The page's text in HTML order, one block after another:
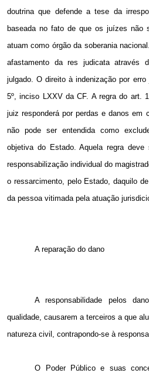
doutrina que defende a tese da
baseada no fato de que os juízes não
atuam como órgão da soberania
afastamento da res judicata através
julgado. O direito à indenização por
5º, inciso LXXV da CF. A regra do art.
juiz responderá por perdas e danos em
não pode ser entendida como
objetiva do Estado. Aquela regra
responsabilização individual do
o ressarcimento, pelo Estado, daquilo
da pessoa vitimada pela atuação
A reparação do dano
A responsabilidade pelos
qualidade, causarem a terceiros a que
natureza civil, contrapondo-se à
O Poder Público e suas